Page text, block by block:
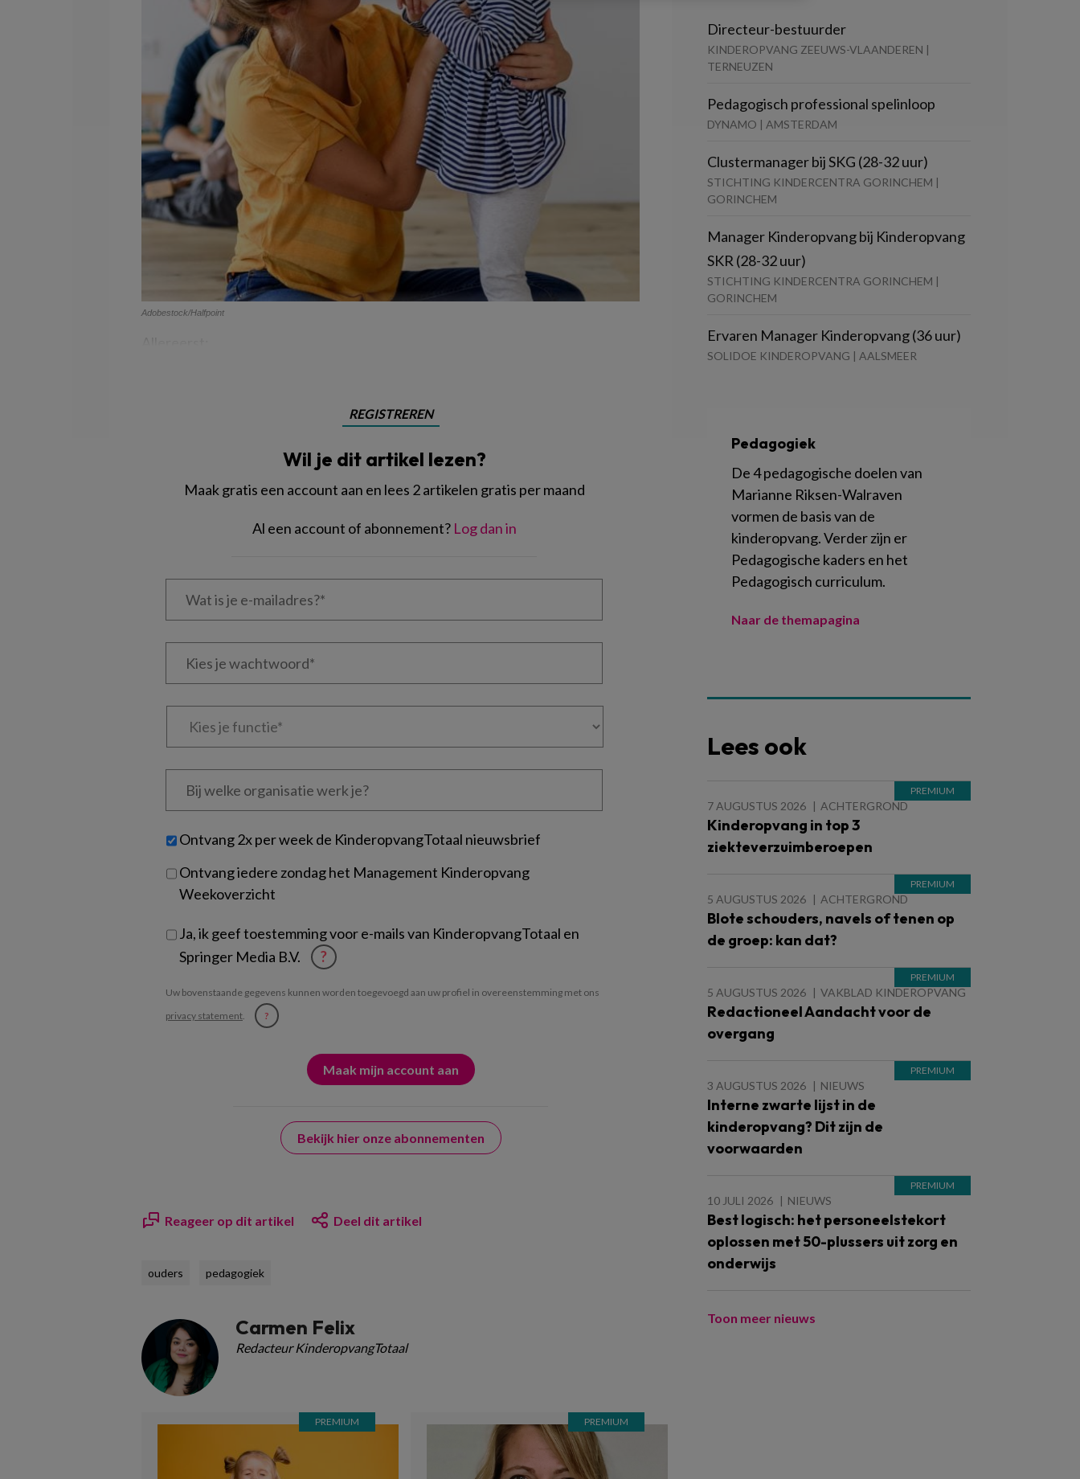
Adobestock/Halfpoint
REGISTREREN
Wil je dit artikel lezen?
Maak gratis een account aan en lees 2 artikelen gratis per maand
Al een account of abonnement? Log dan in
Wat
Kies
Kies
Bij
welke
je?
Untitled
Ontvang 2x per week de KinderopvangTotaal nieuwsbrief
Ontvang iedere zondag het Management Kinderopvang
Weekoverzicht
Ja, ik geef toestemming voor e-mails van KinderopvangTotaal en
Springer Media B.V.
?
Uw bovenstaande gegevens kunnen worden toegevoegd aan uw profiel in overeenstemming met ons
privacy statement
?
Bekijk hier onze abonnementen
Reageer op dit artikel Deel dit artikel
ouders pedagogiek
Carmen Felix
Redacteur KinderopvangTotaal
Directeur-bestuurder
KINDEROPVANG ZEEUWS-VLAANDEREN |
TERNEUZEN
Pedagogisch professional spelinloop
DYNAMO | AMSTERDAM
Clustermanager bij SKG (28-32 uur)
STICHTING KINDERCENTRA GORINCHEM |
GORINCHEM
Manager Kinderopvang bij Kinderopvang
SKR (28-32 uur)
STICHTING KINDERCENTRA GORINCHEM |
GORINCHEM
Ervaren Manager Kinderopvang (36 uur)
SOLIDOE KINDEROPVANG | AALSMEER
Pedagogiek
De 4 pedagogische doelen van
Marianne Riksen-Walraven
vormen de basis van de
kinderopvang. Verder zijn er
Pedagogische kaders en het
Pedagogisch curriculum.
Naar de themapagina
Lees ook
7 AUGUSTUS 2026 ACHTERGROND
Kinderopvang in top 3
ziekteverzuimberoepen
5 AUGUSTUS 2026 ACHTERGROND
Blote schouders, navels of tenen op
de groep: kan dat?
5 AUGUSTUS 2026 VAKBLAD KINDEROPVANG
Redactioneel Aandacht voor de
overgang
3 AUGUSTUS 2026 NIEUWS
Interne zwarte lijst in de
kinderopvang? Dit zijn de
voorwaarden
10 JULI 2026 NIEUWS
Best logisch: het personeelstekort
oplossen met 50-plussers uit zorg en
onderwijs
Toon meer nieuws